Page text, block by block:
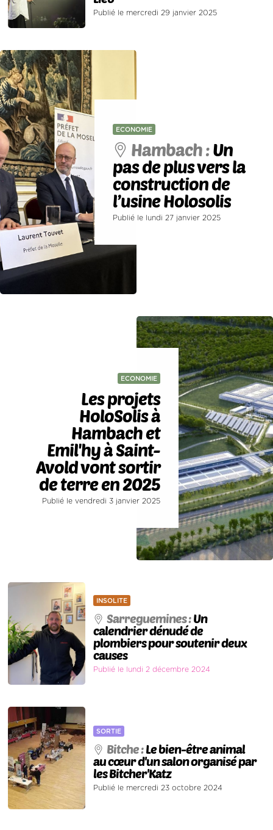
Publié le mercredi 29 janvier 2025
ECONOMIE
Hambach :Un
pas de plus vers la
construction de
l’usine Holosolis
Publié le lundi 27 janvier 2025
ECONOMIE
Les projets
HoloSolis à
Hambach et
Emil'hy à Saint-
Avold vont sortir
de terre en 2025
Publié le vendredi 3 janvier 2025
INSOLITE
Sarreguemines :Un
calendrier dénudé de
plombiers pour soutenir deux
causes
Publié le lundi 2 décembre 2024
SORTIE
Bitche :Le bien-être animal
au cœur d'un salon organisé par
les Bitcher'Katz
Publié le mercredi 23 octobre 2024